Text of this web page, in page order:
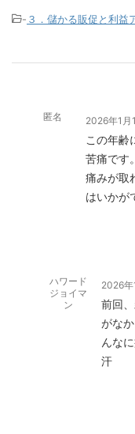
- ３．儲かる販促と利益
匿名 2026年1月
この年齢
苦痛です
痛みが取
はいかが
ハワード
ジョイマ
ン
2026年
前回
がな
んな
汗